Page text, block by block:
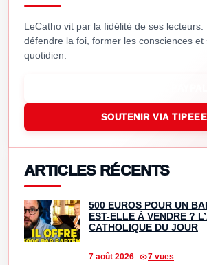
LeCatho vit par la fidélité de ses lecteurs.
défendre la foi, former les consciences et
quotidien.
SOUTENIR VIA TIPEEE
ARTICLES RÉCENTS
500 EUROS POUR UN
EST-ELLE À VENDRE ?
CATHOLIQUE DU JOUR
7 août 2026 7 vues